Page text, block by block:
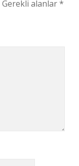
Gerekli alanlar*